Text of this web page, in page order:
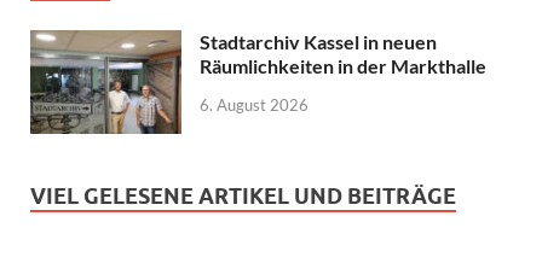
Stadtarchiv Kassel in neuen
Räumlichkeiten in der Markthalle
6. August 2026
VIEL GELESENE ARTIKEL UND BEITRÄGE